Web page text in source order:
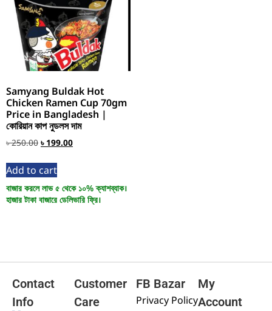
Samyang Buldak Hot
Chicken Ramen Cup 70gm
Price in Bangladesh |
কোরিয়ান কাপ নুডলস দাম
৳250.00 ৳ 199.00
Add to cart
বাজার করলে লাভ ৫ থেকে ১০% ক্যাশব্যাক।
হাজার টাকা বাজারে ডেলিভারি ফ্রি।
Contact
Info
Customer
Care
FB Bazar
Privacy Policy
My
Account